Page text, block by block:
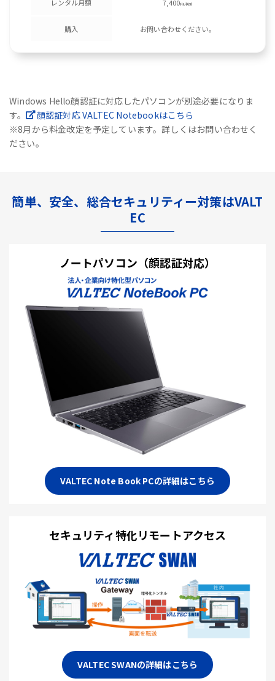
レンタル月額 7,400円/税別
購入 お問い合わせください。
Windows Hello顔認証に対応したパソコンが別途必要になりま
す。
顔認証対応 VALTEC Notebookはこちら
※8月から料金改定を予定しています。詳しくはお問い合わせく
ださい。
簡単、安全、総合セキュリティー対策はVALT
EC
ノートパソコン（顔認証対応）
VALTEC Note Book PCの詳細はこちら
セキュリティ特化リモートアクセス
VALTEC SWANの詳細はこちら